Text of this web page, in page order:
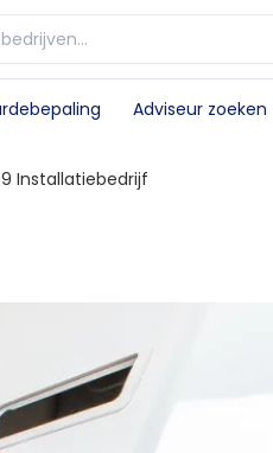
Adviseur zoeken
Installatiebedrijf